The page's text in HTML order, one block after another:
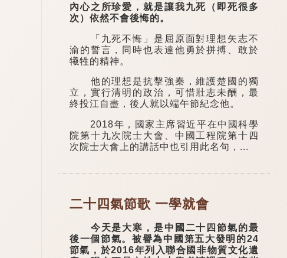
內心之所珍愛，就是讓我九死（即死很多
次）依然不會後悔的。
「九死不悔」是屈原面對理想矢志不
渝的誓言，同時也表達他勇於拼搏、敢於
犧牲的精神。
他的理想是抗擊強秦，維護楚國的獨
立，實行清明的政治，可惜壯志未酬，最
終投江自盡，後人就以端午節紀念他。
2018年，國家主席習近平在中國科學
院第十九次院士大會、中國工程院第十四
次院士大會上的講話中也引用此名句，...
二十四氣節歌 一學就會
今天是大寒，是中國二十四節氣的最
後一個節氣。被譽為中國第五大發明的24
節氣，於2016年列入聯合國非物質文化遺